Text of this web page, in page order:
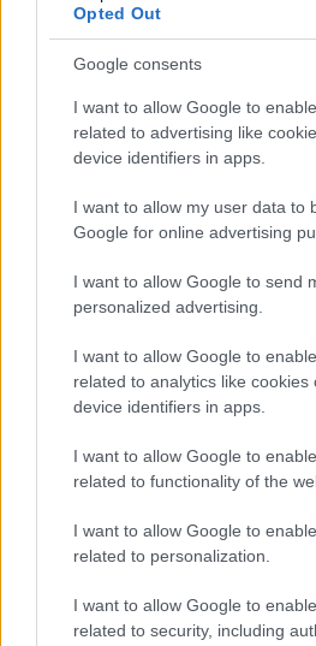
Opted Out
Google consents
I want to allow Google to
related to advertising like
device identifiers in apps.
I want to allow my user data to
Google for online advertising
I want to allow Google to send
personalized advertising.
I want to allow Google to
related to analytics like cookies
device identifiers in apps.
I want to allow Google to
related to functionality of the
I want to allow Google to
related to personalization.
I want to allow Google to
related to security, including
Petrolio in calo: Brent a 88.9 dollari,
materie prime
Andrea Innocenti · 6 Ago 2026
Petrolio in calo: Brent a 91,82$,
QUOTAZIONI CRYPTO